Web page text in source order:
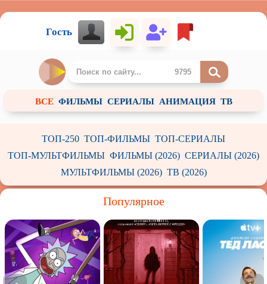
Гость
ВСЕ ФИЛЬМЫ СЕРИАЛЫ АНИМАЦИЯ ТВ
ТОП-250 ТОП-ФИЛЬМЫ ТОП-СЕРИАЛЫ
ТОП-МУЛЬТФИЛЬМЫ ФИЛЬМЫ (2026) СЕРИАЛЫ (2026)
МУЛЬТФИЛЬМЫ (2026) ТВ (2026)
Популярное